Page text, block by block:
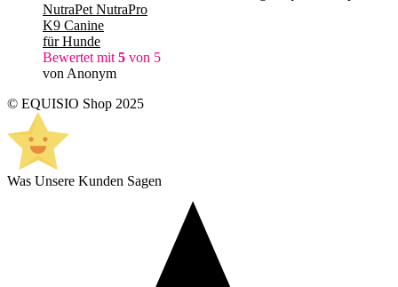
NutraPet NutraPro
K9 Canine
für Hunde
Bewertet mit 5 von 5
von Anonym
© EQUISIO Shop 2025
Was Unsere Kunden Sagen